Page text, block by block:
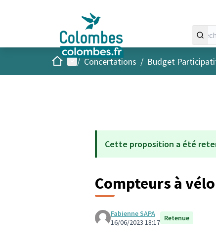
AccueilMenu principal
/ Concertations / Budget
Cette proposition a été
Compteurs à
Fabienne SAPA
16/06/2023 18:17 Retenue